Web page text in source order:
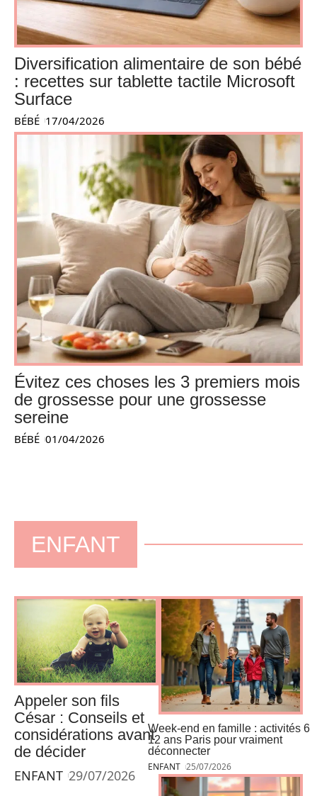
Diversification alimentaire de son bébé
: recettes sur tablette tactile Microsoft
Surface
BÉBÉ 17/04/2026
Évitez ces choses les 3 premiers mois
de grossesse pour une grossesse
sereine
BÉBÉ 01/04/2026
ENFANT
Appeler son fils
César : Conseils et
considérations avant
de décider
ENFANT 29/07/2026
Week-end en famille : activités 6
12 ans Paris pour vraiment
déconnecter
ENFANT 25/07/2026